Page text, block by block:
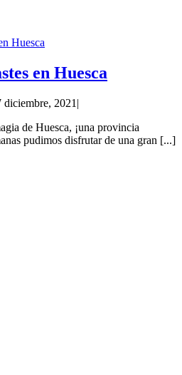
Huesca
en Huesca
diciembre, 2021 |
de Huesca, ¡una provincia
pudimos disfrutar de una gran [...]